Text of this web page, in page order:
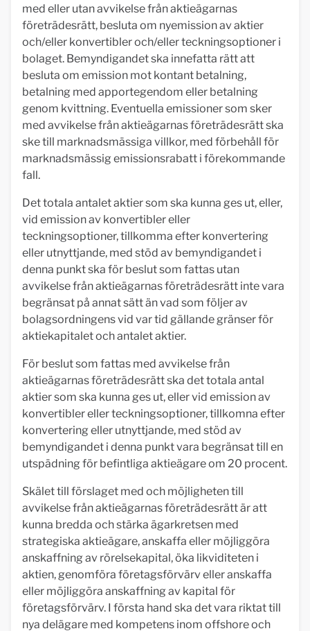
med eller utan avvikelse från aktieägarnas
företrädesrätt, besluta om nyemission av aktier
och/eller konvertibler och/eller teckningsoptioner i
bolaget. Bemyndigandet ska innefatta rätt att
besluta om emission mot kontant betalning,
betalning med apportegendom eller betalning
genom kvittning. Eventuella emissioner som sker
med avvikelse från aktieägarnas företrädesrätt ska
ske till marknadsmässiga villkor, med förbehåll för
marknadsmässig emissionsrabatt i förekommande
fall.
Det totala antalet aktier som ska kunna ges ut, eller,
vid emission av konvertibler eller
teckningsoptioner, tillkomma efter konvertering
eller utnyttjande, med stöd av bemyndigandet i
denna punkt ska för beslut som fattas utan
avvikelse från aktieägarnas företrädesrätt inte vara
begränsat på annat sätt än vad som följer av
bolagsordningens vid var tid gällande gränser för
aktiekapitalet och antalet aktier.
För beslut som fattas med avvikelse från
aktieägarnas företrädesrätt ska det totala antal
aktier som ska kunna ges ut, eller vid emission av
konvertibler eller teckningsoptioner, tillkomna efter
konvertering eller utnyttjande, med stöd av
bemyndigandet i denna punkt vara begränsat till en
utspädning för befintliga aktieägare om 20 procent.
Skälet till förslaget med och möjligheten till
avvikelse från aktieägarnas företrädesrätt är att
kunna bredda och stärka ägarkretsen med
strategiska aktieägare, anskaffa eller möjliggöra
anskaffning av rörelsekapital, öka likviditeten i
aktien, genomföra företagsförvärv eller anskaffa
eller möjliggöra anskaffning av kapital för
företagsförvärv. I första hand ska det vara riktat till
nya delägare med kompetens inom offshore och